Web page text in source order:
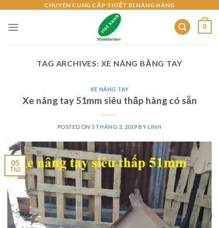
content
CHUYÊN CUNG CẤP THIẾT BỊ NÂNG HÀNG
0
TAG ARCHIVES: XE NÂNG BẰNG TAY
XE NÂNG TAY
Xe nâng tay 51mm siêu thấp hàng có sẵn
POSTED ON 5 THÁNG 3, 2019 BY LINH
05
Th3